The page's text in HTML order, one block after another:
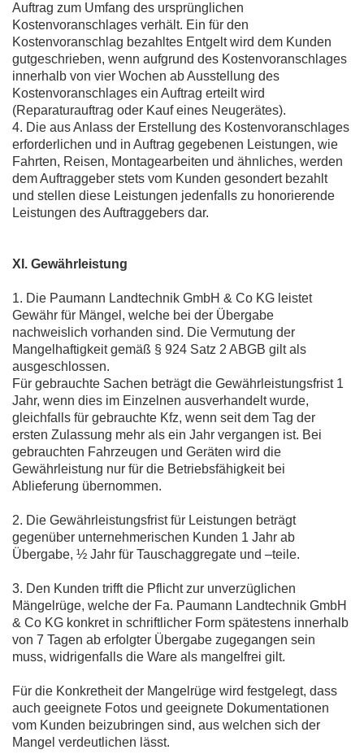
Auftrag zum Umfang des ursprünglichen
Kostenvoranschlages verhält. Ein für den
Kostenvoranschlag bezahltes Entgelt wird dem Kunden
gutgeschrieben, wenn aufgrund des Kostenvoranschlages
innerhalb von vier Wochen ab Ausstellung des
Kostenvoranschlages ein Auftrag erteilt wird
(Reparaturauftrag oder Kauf eines Neugerätes).
4. Die aus Anlass der Erstellung des Kostenvoranschlages
erforderlichen und in Auftrag gegebenen Leistungen, wie
Fahrten, Reisen, Montagearbeiten und ähnliches, werden
dem Auftraggeber stets vom Kunden gesondert bezahlt
und stellen diese Leistungen jedenfalls zu honorierende
Leistungen des Auftraggebers dar.
XI. Gewährleistung
1. Die Paumann Landtechnik GmbH & Co KG leistet
Gewähr für Mängel, welche bei der Übergabe
nachweislich vorhanden sind. Die Vermutung der
Mangelhaftigkeit gemäß § 924 Satz 2 ABGB gilt als
ausgeschlossen.
Für gebrauchte Sachen beträgt die Gewährleistungsfrist 1
Jahr, wenn dies im Einzelnen ausverhandelt wurde,
gleichfalls für gebrauchte Kfz, wenn seit dem Tag der
ersten Zulassung mehr als ein Jahr vergangen ist. Bei
gebrauchten Fahrzeugen und Geräten wird die
Gewährleistung nur für die Betriebsfähigkeit bei
Ablieferung übernommen.
2. Die Gewährleistungsfrist für Leistungen beträgt
gegenüber unternehmerischen Kunden 1 Jahr ab
Übergabe, ½ Jahr für Tauschaggregate und –teile.
3. Den Kunden trifft die Pflicht zur unverzüglichen
Mängelrüge, welche der Fa. Paumann Landtechnik GmbH
& Co KG konkret in schriftlicher Form spätestens innerhalb
von 7 Tagen ab erfolgter Übergabe zugegangen sein
muss, widrigenfalls die Ware als mangelfrei gilt.
Für die Konkretheit der Mangelrüge wird festgelegt, dass
auch geeignete Fotos und geeignete Dokumentationen
vom Kunden beizubringen sind, aus welchen sich der
Mangel verdeutlichen lässt.